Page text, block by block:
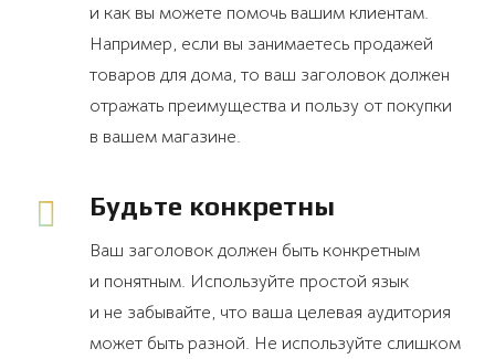
и как вы можете помочь вашим клиентам.
Например, если вы занимаетесь продажей
товаров для дома, то ваш заголовок должен
отражать преимущества и пользу от покупки
в вашем магазине.
Будьте конкретны
Ваш заголовок должен быть конкретным
и понятным. Используйте простой язык
и не забывайте, что ваша целевая аудитория
может быть разной. Не используйте слишком